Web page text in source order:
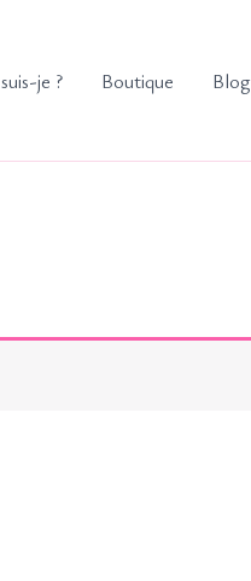
je ? Boutique Blog